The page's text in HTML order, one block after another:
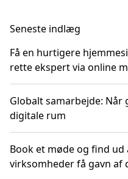
Seneste indlæg
Få en hurtigere
rette ekspert via online
Globalt samarbejde:
digitale rum
Book et møde og find ud
virksomheder få gavn af